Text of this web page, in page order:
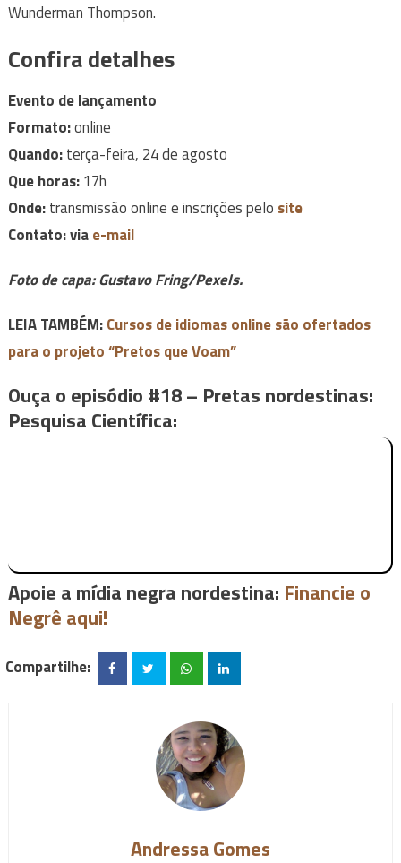
Wunderman Thompson.
Confira detalhes
Evento de lançamento
Formato:online
Quando:terça-feira, 24 de agosto
Que horas:17h
Onde:transmissão online e inscrições pelo site
Contato:viae-mail
Foto de capa: Gustavo Fring/Pexels.
LEIA TAMBÉM:Cursos de idiomas online são ofertados
para o projeto “Pretos que Voam”
Ouça o episódio #18 – Pretas nordestinas:
Pesquisa Científica:
Apoie a mídia negra nordestina: Financie o
Negrê aqui!
Compartilhe:
Andressa Gomes